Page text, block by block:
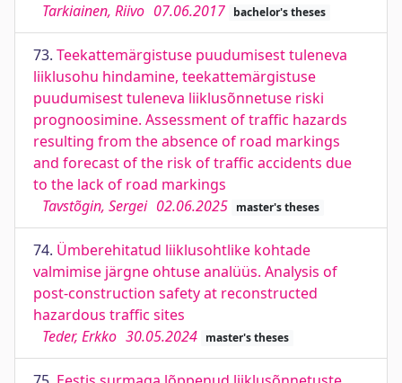
Tarkiainen, Riivo 07.06.2017 bachelor's theses
73. Teekattemärgistuse puudumisest tuleneva
liiklusohu hindamine, teekattemärgistuse
puudumisest tuleneva liiklusõnnetuse riski
prognoosimine. Assessment of traffic hazards
resulting from the absence of road markings
and forecast of the risk of traffic accidents due
to the lack of road markings
Tavstõgin, Sergei 02.06.2025 master's theses
74. Ümberehitatud liiklusohtlike kohtade
valmimise järgne ohtuse analüüs. Analysis of
post-construction safety at reconstructed
hazardous traffic sites
Teder, Erkko 30.05.2024 master's theses